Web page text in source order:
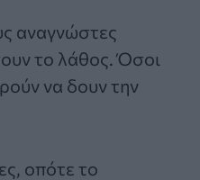
αναγνώστες
το λάθος. Όσοι
να δουν την
οπότε το